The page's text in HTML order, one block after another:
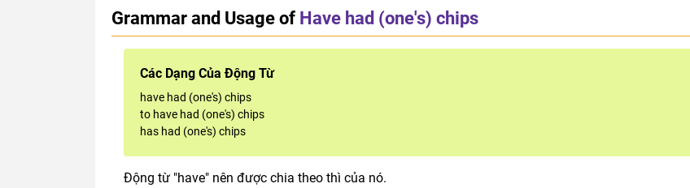
Grammar and Usage of Have had (one's) chips
Các Dạng Của Động Từ
have had (one's) chips
to have had (one's) chips
has had (one's) chips
Động từ "have" nên được chia theo thì của nó.